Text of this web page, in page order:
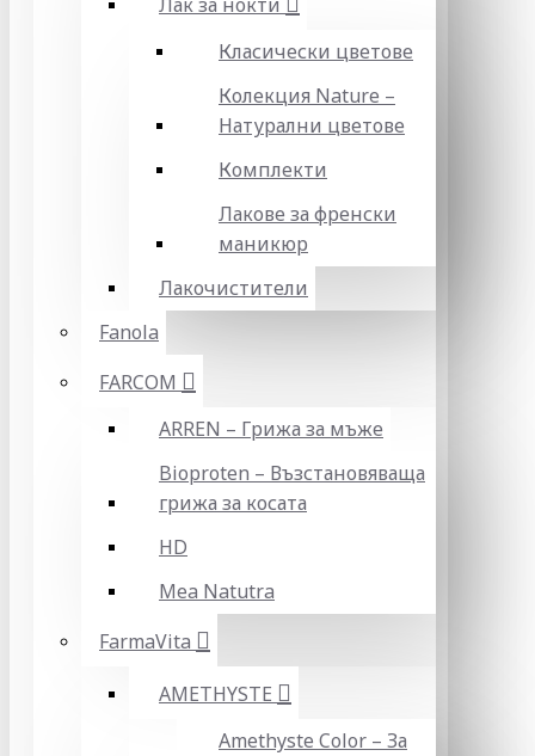
Класически цветове
Колекция Nature –
Натурални цветове
Комплекти
Лакове за френски
маникюр
Лакочистители
Fanola
FARCOM
ARREN – Грижа за мъже
Bioproten – Възстановяваща
грижа за косата
HD
Mea Natutra
FarmaVita
AMETHYSTE
Amethyste Color – За